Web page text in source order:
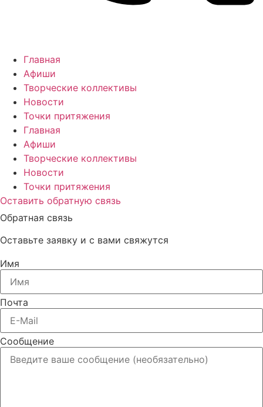
Главная
Афиши
Творческие коллективы
Новости
Точки притяжения
Главная
Афиши
Творческие коллективы
Новости
Точки притяжения
Оставить обратную связь
Обратная связь
Оставьте заявку и с вами свяжутся
Имя
Почта
Сообщение